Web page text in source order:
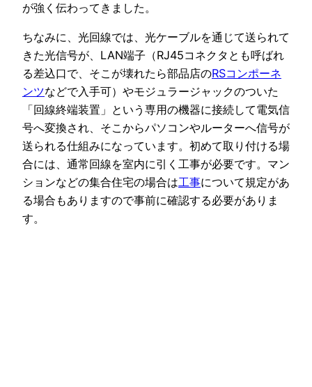
が強く伝わってきました。
ちなみに、光回線では、光ケーブルを通じて送られて
きた光信号が、LAN端子（RJ45コネクタとも呼ばれ
る差込口で、そこが壊れたら部品店のRSコンポーネ
ンツなどで入手可）やモジュラージャックのついた
「回線終端装置」という専用の機器に接続して電気信
号へ変換され、そこからパソコンやルーターへ信号が
送られる仕組みになっています。初めて取り付ける場
合には、通常回線を室内に引く工事が必要です。マン
ションなどの集合住宅の場合は工事について規定があ
る場合もありますので事前に確認する必要がありま
す。